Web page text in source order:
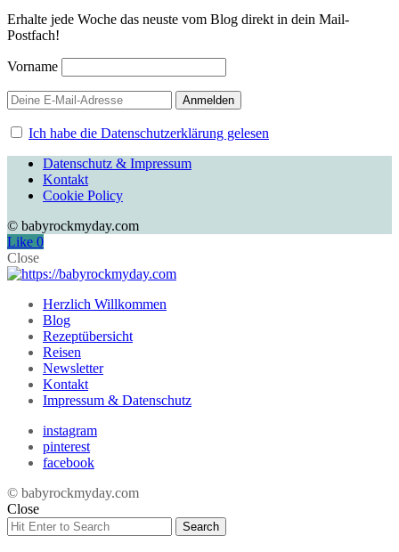
Erhalte jede Woche das neuste vom Blog direkt in dein Mail-
Postfach!
Vorname
Ich habe die Datenschutzerklärung gelesen
Datenschutz & Impressum
Kontakt
Cookie Policy
© babyrockmyday.com
Like 0
Close
Herzlich Willkommen
Blog
Rezeptübersicht
Reisen
Newsletter
Kontakt
Impressum & Datenschutz
instagram
pinterest
facebook
© babyrockmyday.com
Close
Search
for:
Search